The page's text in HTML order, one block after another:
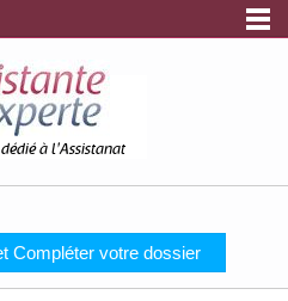
à l'Assistanat
Compléter votre dossier